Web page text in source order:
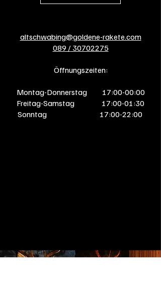
altschwabing@goldene-rakete.com
089 /30702275
Öffnungszeiten:
Montag-Donnerstag 17:00-00:00
Freitag-Samstag 17:00-01:30
Sonntag 17:00-22:00